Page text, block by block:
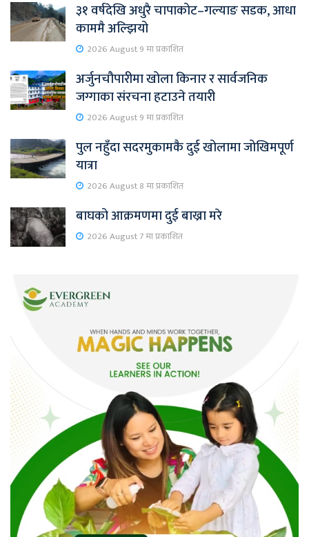
३१ वर्षदेखि अधुरै चापाकोट–गल्याङ सडक, आधा
काममै अल्झियो
2026 August 9 मा प्रकाशित
अर्जुनचौपारीमा खोला किनार र सार्वजनिक
जग्गाका संरचना हटाउने तयारी
2026 August 9 मा प्रकाशित
पुल नहुँदा सदरमुकामकै दुई खोलामा जोखिमपूर्ण
यात्रा
2026 August 8 मा प्रकाशित
बाघको आक्रमणमा दुई बाख्रा मरे
2026 August 7 मा प्रकाशित